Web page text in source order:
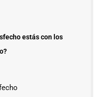
estás con los